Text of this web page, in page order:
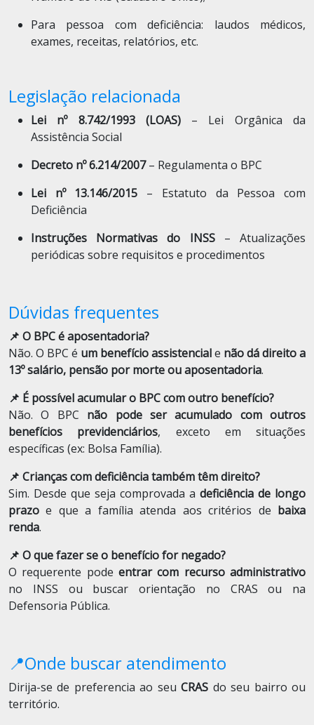
Para pessoa com deficiência: laudos médicos,
exames, receitas, relatórios, etc.
Legislação relacionada
Lei nº 8.742/1993 (LOAS)– Lei Orgânica da
Assistência Social
Decreto nº 6.214/2007– Regulamenta o BPC
Lei nº 13.146/2015 – Estatuto da Pessoa com
Deficiência
Instruções Normativas do INSS– Atualizações
periódicas sobre requisitos e procedimentos
Dúvidas frequentes
📌 O BPC é aposentadoria?
Não. O BPC é um benefício assistenciale não dá direito a
13º salário, pensão por morte ou aposentadoria.
📌 É possível acumular o BPC com outro benefício?
Não. O BPC não pode ser acumulado com outros
benefícios previdenciários, exceto em situações
específicas (ex: Bolsa Família).
📌 Crianças com deficiência também têm direito?
Sim. Desde que seja comprovada a deficiência de longo
prazo e que a família atenda aos critérios de baixa
renda.
📌 O que fazer se o benefício for negado?
O requerente pode entrar com recurso administrativo
no INSS ou buscar orientação no CRAS ou na
Defensoria Pública.
📍Onde buscar atendimento
Dirija-se de preferencia ao seuCRAS do seu bairro ou
território.